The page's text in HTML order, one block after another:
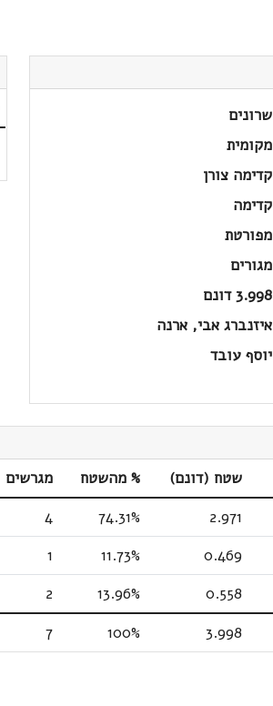
שרונים
מקומית
קדימה צורן
קדימה
מפורטת
מגורים
3.998 דונם
איזנברג אבי, ארנה
יוסף עובד
שטח (דונם) % מהשטח מגרשים
2.971
74.31%
4
0.469
11.73%
1
0.558
13.96%
2
3.998
100%
7